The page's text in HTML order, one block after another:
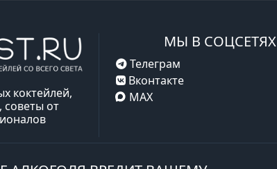
коктейлей,
советы от
МЫ В СОЦСЕТЯХ
Телеграм
Вконтакте
MAX